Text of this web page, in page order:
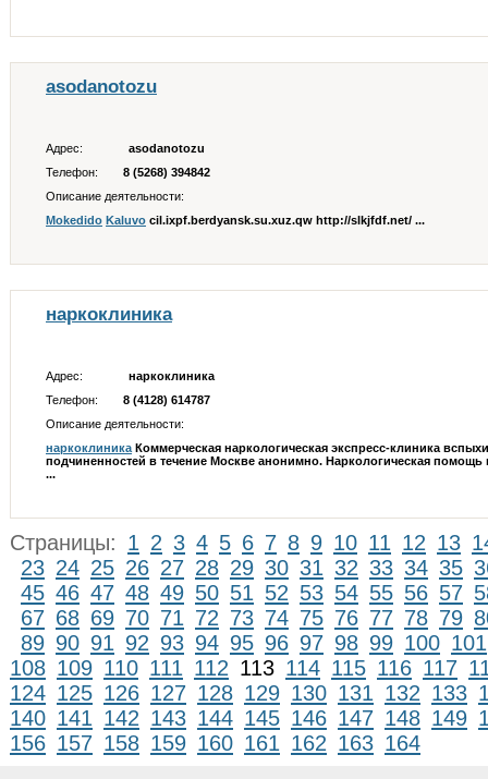
asodanotozu
Адрес:
asodanotozu
Телефон:
8 (5268) 394842
Описание деятельности:
Mokedido Kaluvo cil.ixpf.berdyansk.su.xuz.qw http://slkjfdf.net/ ...
наркоклиника
Адрес:
наркоклиника
Телефон:
8 (4128) 614787
Описание деятельности:
наркоклиника Коммерческая наркологическая экспресс-клиника
подчиненностей в течение Москве анонимно. Наркологическая помощь
...
Страницы: 1 2 3 4 5 6 7 8 9 10 11 12 13
23 24 25 26 27 28 29 30 31 32 33 34 35
45 46 47 48 49 50 51 52 53 54 55 56 57
67 68 69 70 71 72 73 74 75 76 77 78 79
89 90 91 92 93 94 95 96 97 98 99 100 101
108 109 110 111 112 113 114 115 116 117
124 125 126 127 128 129 130 131 132 133
140 141 142 143 144 145 146 147 148 149
156 157 158 159 160 161 162 163 164